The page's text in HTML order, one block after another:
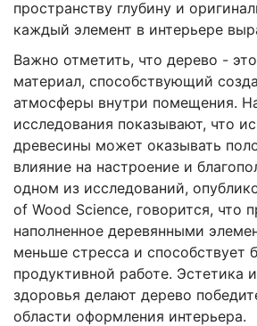
пространству глубину и
каждый элемент в интерьере
Важно отметить, что дерево -
материал, способствующий
атмосферы внутри помещения.
исследования показывают, что
древесины может оказывать
влияние на настроение и
одном из исследований,
of Wood Science, говорится, что
наполненное деревянными
меньше стресса и способствует
продуктивной работе. Эстетика
здоровья делают дерево
области оформления интерьера.